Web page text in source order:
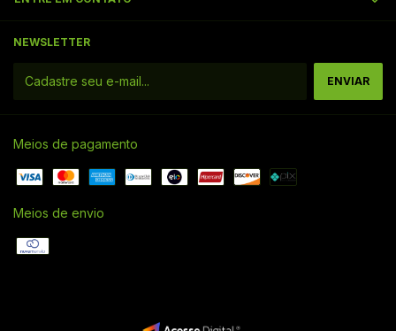
NEWSLETTER
Meios de pagamento
Meios de envio